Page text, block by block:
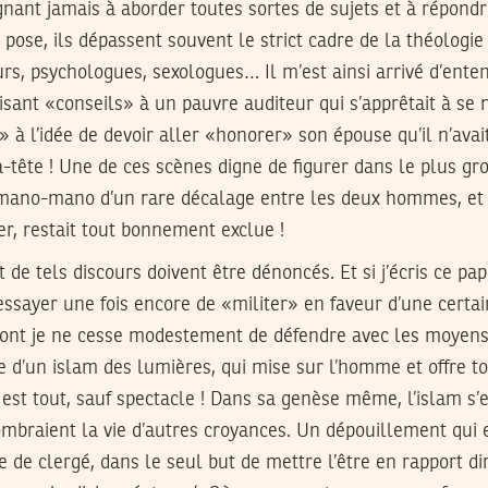
jamais à aborder toutes sortes de sujets et à
pose, ils dépassent souvent le strict cadre de la
psychologues, sexologues… Il m’est ainsi arrivé
«conseils» à un pauvre auditeur qui s’apprêtait à se
à l’idée de devoir aller «honorer» son épouse qu’il
! Une de ces scènes digne de figurer dans le plus
mano d’un rare décalage entre les deux hommes,
restait tout bonnement exclue !
tels discours doivent être dénoncés. Et si j’écris ce
une fois encore de «militer» en faveur d’une
je ne cesse modestement de défendre avec les
d’un islam des lumières, qui mise sur l’homme et offre
tout, sauf spectacle ! Dans sa genèse même, l’islam
la vie d’autres croyances. Un dépouillement qui
de clergé, dans le seul but de mettre l’être en rapport